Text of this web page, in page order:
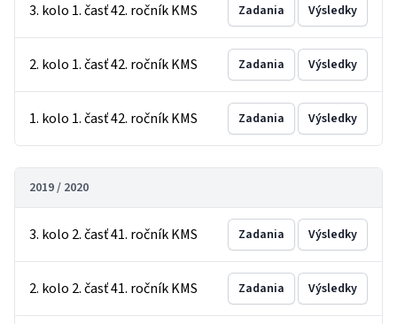
3. kolo 1. časť 42. ročník KMS Zadania Výsledky
2. kolo 1. časť 42. ročník KMS Zadania Výsledky
1. kolo 1. časť 42. ročník KMS Zadania Výsledky
2019 / 2020
3. kolo 2. časť 41. ročník KMS Zadania Výsledky
2. kolo 2. časť 41. ročník KMS Zadania Výsledky